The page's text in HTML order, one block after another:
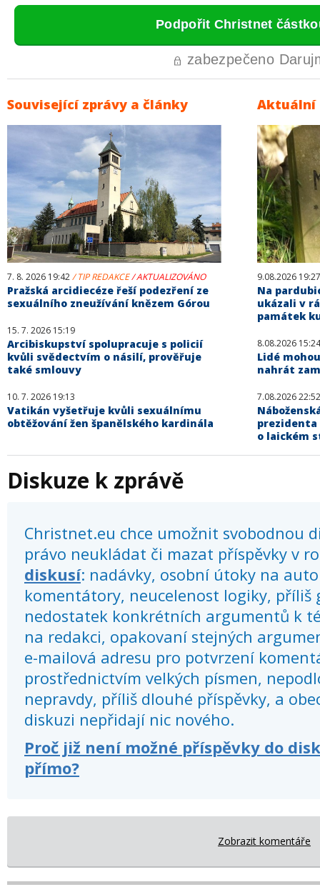
Související zprávy a články
7. 8. 2026 19:42/ TIP REDAKCE/ AKTUALIZOVÁNO
Pražská arcidiecéze řeší podezření ze
sexuálního zneužívání knězem Górou
15. 7. 2026 15:19
Arcibiskupství spolupracuje s policií
kvůli svědectvím o násilí, prověřuje
také smlouvy
10. 7. 2026 19:13
Vatikán vyšetřuje kvůli sexuálnímu
obtěžování žen španělského kardinála
Aktuální
9.08.2026 19:27
Na
ukázali v
památek
8.08.2026 15:24
Lidé
nahrát
7.08.2026 22:52
prezidenta
o laickém
Diskuze k zprávě
Christnet.eu chce umožnit svobodnou
právo neukládat či mazat příspěvky v
diskusí: nadávky, osobní útoky na
komentátory, neucelenost logiky, příliš
nedostatek konkrétních argumentů k
na redakci, opakovaní stejných
e-mailová adresu pro potvrzení
prostřednictvím velkých písmen,
nepravdy, příliš dlouhé příspěvky, a
diskuzi nepřidají nic nového.
Proč již není možné příspěvky do
přímo?
Zobrazit komentáře